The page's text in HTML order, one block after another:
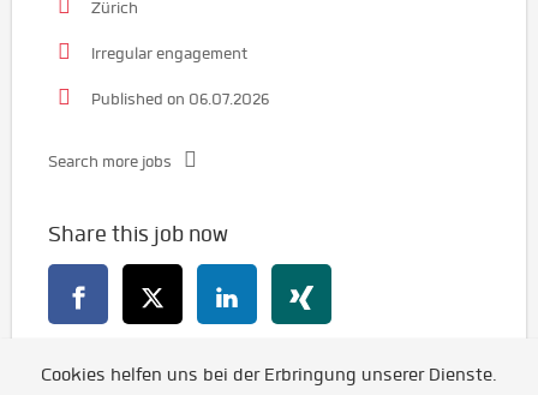
Zürich
Irregular engagement
Published on 06.07.2026
Search more jobs
Share this job now
Go back
Cookies helfen uns bei der Erbringung unserer Dienste.